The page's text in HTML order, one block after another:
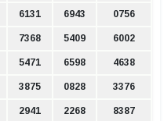
6131 6943 0756
7368 5409 6002
5471 6598 4638
3875 0828 3376
2941 2268 8387